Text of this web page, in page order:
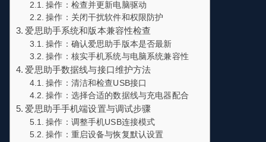
操作：检查并更新电脑驱动
操作：关闭干扰软件和权限防护
爱思助手系统和版本兼容性检查
操作：确认爱思助手版本是否最新
操作：核实手机系统与电脑系统兼容性
爱思助手数据线与接口维护方法
操作：清洁和检查USB接口
操作：选择合适的数据线与充电器配合
爱思助手手机端设置与调试步骤
操作：调整手机USB连接模式
操作：重启设备与恢复默认设置